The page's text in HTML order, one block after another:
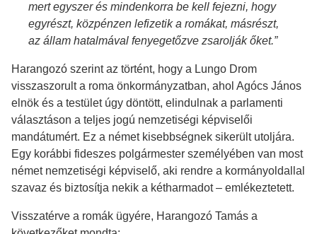
mert egyszer és mindenkorra be kell fejezni, hogy
egyrészt, közpénzen lefizetik a romákat, másrészt,
az állam hatalmával fenyegetőzve zsarolják őket.”
Harangozó szerint az történt, hogy a Lungo Drom
visszaszorult a roma önkormányzatban, ahol Agócs János
elnök és a testület úgy döntött, elindulnak a parlamenti
választáson a teljes jogú nemzetiségi képviselői
mandátumért. Ez a német kisebbségnek sikerült utoljára.
Egy korábbi fideszes polgármester személyében van most
német nemzetiségi képviselő, aki rendre a kormányoldallal
szavaz és biztosítja nekik a kétharmadot – emlékeztetett.
Visszatérve a romák ügyére, Harangozó Tamás a